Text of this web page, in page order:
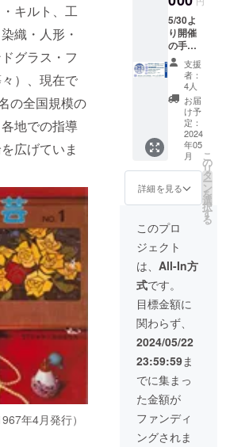
キルト、工
織・人形・
グラス・フ
）、現在で
の全国規模の
地での指導
広げていま
年4月発行）
い。
（入場
券 有
効期
限：
2024年
6月4
日）
5/30よ
り開催
の手工
芸作品
展の入
場券
（1000
円）を
１０枚
お送り
させて
頂きま
す。是
非お誘
いあわ
せの
上、ご
来場く
ださ
い。
（入場
券 有
効期
限：
2024年
6月4
日） ま
た、次
号の広
報誌に
お名前
を掲載
させて
頂きま
支援
者：
4人
お届
け予
定：
2024
年05
月
詳細を見る
こ
の
リ
タ
ー
ン
を
選
択
す
る
このプロ
ジェクト
は、 All-In方
式です。
目標金額に
関わらず、
2024/05/22
23:59:59ま
でに集まっ
た金額が
ファンディ
ングされま